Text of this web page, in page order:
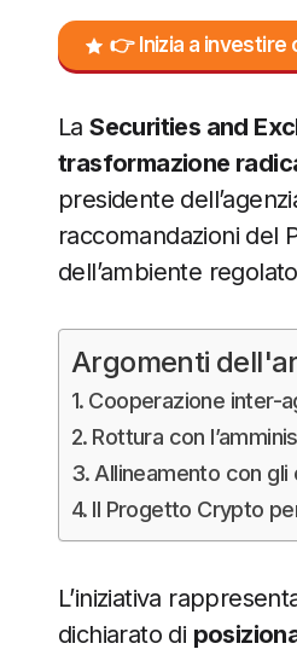
👉 Inizia a investire
LaSecurities and
trasformazione
presidente
raccomandazioni del
dell’ambiente
Argomenti
Cooperazione inter-
Rottura con
Allineamento con
Il Progetto Crypto
L’iniziativa
dichiarato di